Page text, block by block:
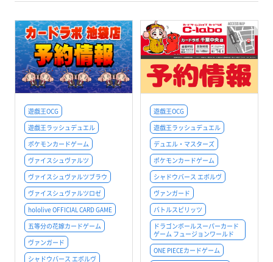
遊戯王OCG
遊戯王ラッシュデュエル
ポケモンカードゲーム
ヴァイスシュヴァルツ
ヴァイスシュヴァルツブラウ
ヴァイスシュヴァルツロゼ
hololive OFFICIAL CARD GAME
五等分の花嫁カードゲーム
ヴァンガード
シャドウバース エボルヴ
遊戯王OCG
遊戯王ラッシュデュエル
デュエル・マスターズ
ポケモンカードゲーム
シャドウバース エボルヴ
ヴァンガード
バトルスピリッツ
ドラゴンボールスーパーカード
ゲーム フュージョンワールド
ONE PIECEカードゲーム